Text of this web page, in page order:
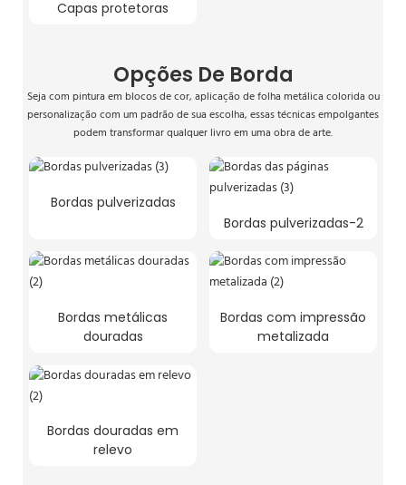
Capas protetoras
Opções De Borda
Seja com pintura em blocos de cor, aplicação de folha metálica colorida ou
personalização com um padrão de sua escolha, essas técnicas empolgantes
podem transformar qualquer livro em uma obra de arte.
Bordas pulverizadas
Bordas pulverizadas-2
Bordas metálicas
douradas
Bordas com impressão
metalizada
Bordas douradas em
relevo